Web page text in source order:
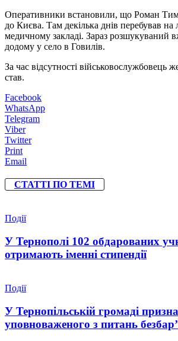
Оперативники встановили, що Роман
до Києва. Там декілька днів перебував на
медичному закладі. Зараз розшукуваний
додому у село в Говилів.
За час відсутності військовослужбовець
став.
Facebook
WhatsApp
Telegram
Viber
Twitter
Print
Email
СТАТТІ ПО ТЕМІ
Події
У Тернополі 102 обдарованих
отримають іменні стипендії
Події
У Тернопільській громаді
уповноваженого з питань